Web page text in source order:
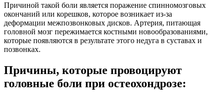
Причиной такой боли является поражение спинномозговых
окончаний или корешков, которое возникает из-за
деформации межпозвонковых дисков. Артерия, питающая
головной мозг пережимается костными новообразованиями,
которые появляются в результате этого недуга в суставах и
позвонках.
Причины, которые провоцируют
головные боли при остеохондрозе: